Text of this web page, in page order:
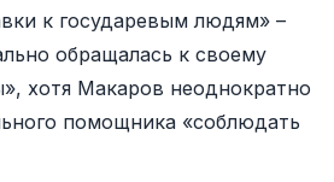
к государевым людям» –
обращалась к своему
хотя Макаров неоднократно
помощника «соблюдать